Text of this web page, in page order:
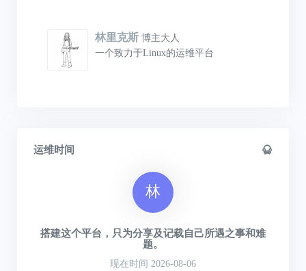
林里克斯 博主大人
一个致力于Linux的运维平台
运维时间
林
搭建这个平台，只为分享及记载自己所遇之事和难
题。
现在时间 2026-08-06